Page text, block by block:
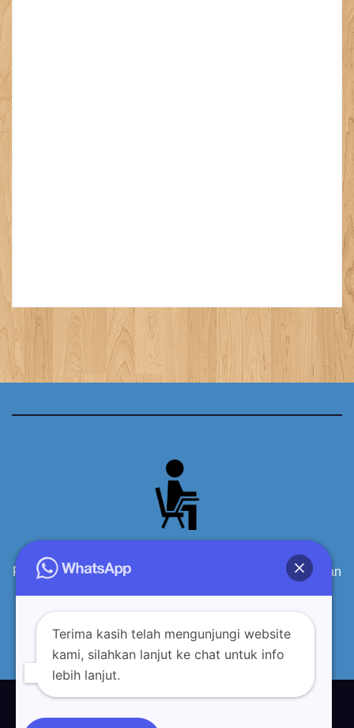
Produsen Meja Kursi Siswa Sekolah Kayu Berkualitas dan
terpercaya
Terima kasih telah mengunjungi website
kami, silahkan lanjut ke chat untuk info
lebih lanjut.